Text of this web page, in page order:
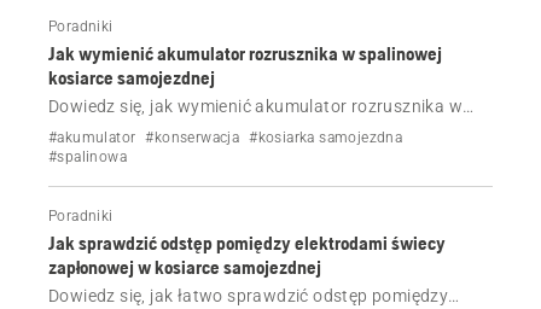
Poradniki
Jak wymienić akumulator rozrusznika w spalinowej
kosiarce samojezdnej
Dowiedz się, jak wymienić akumulator rozrusznika w
spalinowej kosiarce samojezdnej w kilku prostych
krokach.
#akumulator #konserwacja #kosiarka samojezdna
#spalinowa
Poradniki
Jak sprawdzić odstęp pomiędzy elektrodami świecy
zapłonowej w kosiarce samojezdnej
Dowiedz się, jak łatwo sprawdzić odstęp pomiędzy